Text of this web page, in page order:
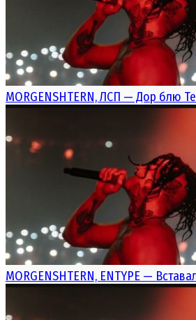
MORGENSHTERN, ЛСП — Дор блю
MORGENSHTERN, ENTYPE —